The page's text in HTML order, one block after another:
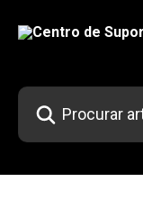
Procurar artigos...